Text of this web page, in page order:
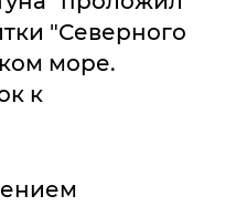
"Северного
море.
к